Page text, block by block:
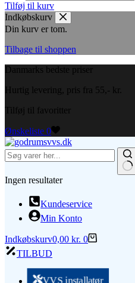
Tilføj til kurv
Indkøbskurv
Din kurv er tom.
Tilbage til shoppen
Danmarks bedste priser
Hurtig levering, pris fra 55,- kr.
Tilføj til favoritter
Ønskeliste 0
Ingen resultater
Kundeservice
Min Konto
Indkøbskurv0,00 kr. 0
TILBUD
VVS installatør